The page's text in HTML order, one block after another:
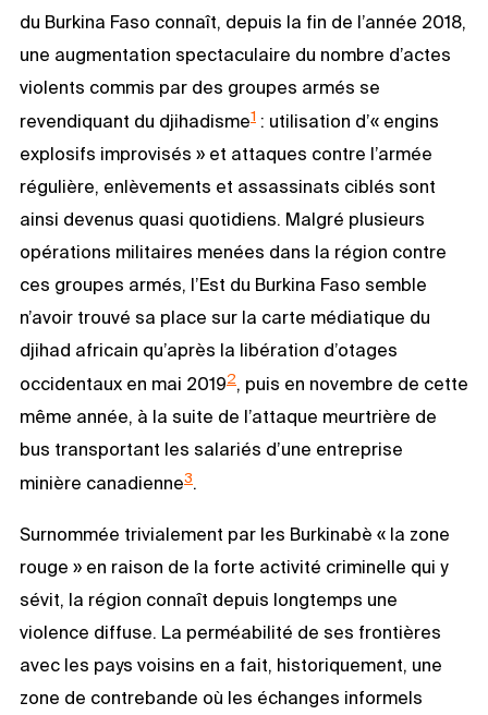
du Burkina Faso connaît, depuis la fin de l’année 2018,
une augmentation spectaculaire du nombre d’actes
violents commis par des groupes armés se
revendiquant du djihadisme1 : utilisation d’« engins
explosifs improvisés » et attaques contre l’armée
régulière, enlèvements et assassinats ciblés sont
ainsi devenus quasi quotidiens. Malgré plusieurs
opérations militaires menées dans la région contre
ces groupes armés, l’Est du Burkina Faso semble
n’avoir trouvé sa place sur la carte médiatique du
djihad africain qu’après la libération d’otages
occidentaux en mai 20192, puis en novembre de cette
même année, à la suite de l’attaque meurtrière de
bus transportant les salariés d’une entreprise
minière canadienne3.
Surnommée trivialement par les Burkinabè « la zone
rouge » en raison de la forte activité criminelle qui y
sévit, la région connaît depuis longtemps une
violence diffuse. La perméabilité de ses frontières
avec les pays voisins en a fait, historiquement, une
zone de contrebande où les échanges informels